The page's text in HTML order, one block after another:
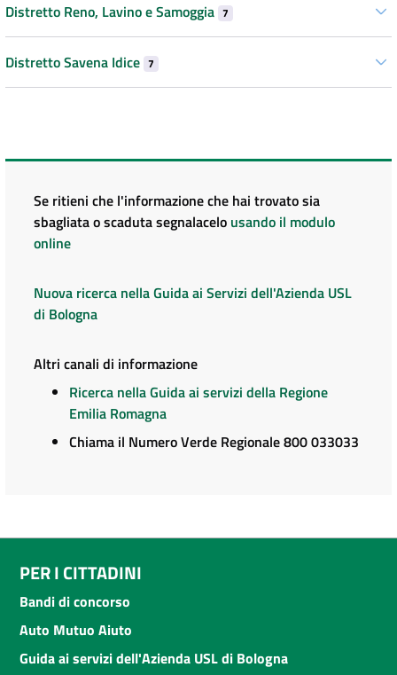
Distretto Reno, Lavino e Samoggia 7
Distretto Savena Idice 7
Se ritieni che l'informazione che hai trovato sia
sbagliata o scaduta segnalacelo usando il modulo
online
Nuova ricerca nella Guida ai Servizi dell'Azienda USL
di Bologna
Altri canali di informazione
Ricerca nella Guida ai servizi della Regione
Emilia Romagna
Chiama il Numero Verde Regionale 800 033033
PER I CITTADINI
Bandi di concorso
Auto Mutuo Aiuto
Guida ai servizi dell'Azienda USL di Bologna